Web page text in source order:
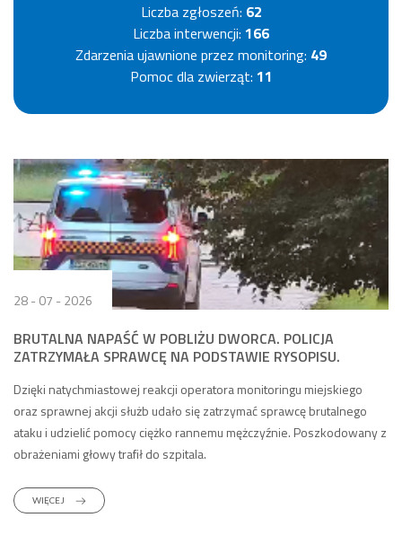
Liczba zgłoszeń: 62
Liczba interwencji: 166
Zdarzenia ujawnione przez monitoring: 49
Pomoc dla zwierząt: 11
28 - 07 - 2026
BRUTALNA NAPAŚĆ W POBLIŻU DWORCA. POLICJA
ZATRZYMAŁA SPRAWCĘ NA PODSTAWIE RYSOPISU.
Dzięki natychmiastowej reakcji operatora monitoringu miejskiego
oraz sprawnej akcji służb udało się zatrzymać sprawcę brutalnego
ataku i udzielić pomocy ciężko rannemu mężczyźnie. Poszkodowany z
obrażeniami głowy trafił do szpitala.
WIĘCEJ